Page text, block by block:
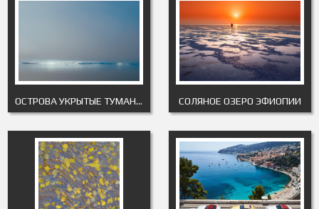
ОСТРОВА УКРЫТЫЕ ТУМАНОМ СОЛЯНОЕ ОЗЕРО ЭФИОПИИ